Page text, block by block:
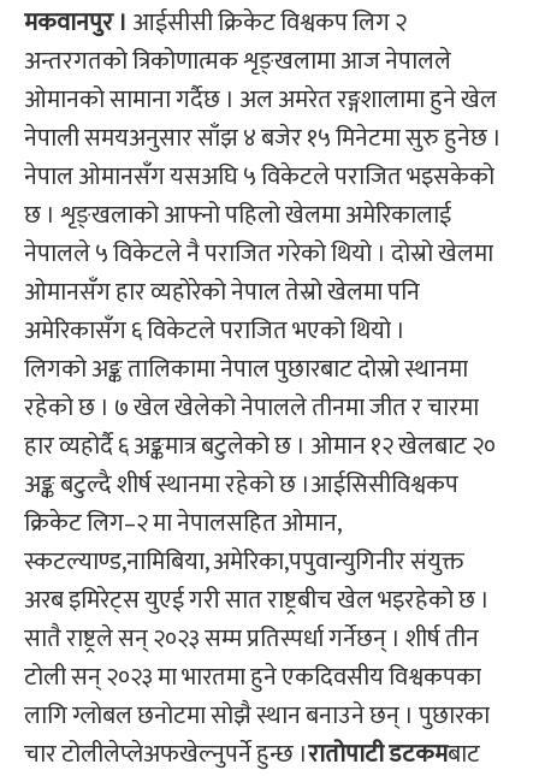
मकवानपुर । आईसीसी क्रिकेट विश्वकप लिग २
अन्तरगतको त्रिकोणात्मक शृङ्खलामा आज नेपालले
ओमानको सामाना गर्दैछ । अल अमरेत रङ्गशालामा हुने खेल
नेपाली समयअनुसार साँझ ४ बजेर १५ मिनेटमा सुरु हुनेछ ।
नेपाल ओमानसँग यसअघि ५ विकेटले पराजित भइसकेको
छ । शृङ्खलाको आफ्नो पहिलो खेलमा अमेरिकालाई
नेपालले ५ विकेटले नै पराजित गरेको थियो । दोस्रो खेलमा
ओमानसँग हार व्यहोरेको नेपाल तेस्रो खेलमा पनि
अमेरिकासँग ६ विकेटले पराजित भएको थियो ।
​लिगको अङ्क तालिकामा नेपाल पुछारबाट दोस्रो स्थानमा
रहेको छ । ७ खेल खेलेको नेपालले तीनमा जीत र चारमा
हार व्यहोर्दै ६ अङ्कमात्र बटुलेको छ । ओमान १२ खेलबाट २०
अङ्क बटुल्दै शीर्ष स्थानमा रहेको छ ।आईसिसीविश्वकप
क्रिकेट लिग–२ मा नेपालसहित ओमान,
स्कटल्याण्ड,नामिबिया, अमेरिका,पपुवान्युगिनीर संयुक्त
अरब इमिरेट्स युएई गरी सात राष्ट्रबीच खेल भइरहेको छ ।
सातै राष्ट्रले सन् २०२३ सम्म प्रतिस्पर्धा गर्नेछन् । शीर्ष तीन
टोली सन् २०२३ मा भारतमा हुने एकदिवसीय विश्वकपका
लागि ग्लोबल छनोटमा सोझै स्थान बनाउने छन् । पुछारका
चार टोलीलेप्लेअफखेल्नुपर्ने हुन्छ ।रातोपाटी डटकमबाट